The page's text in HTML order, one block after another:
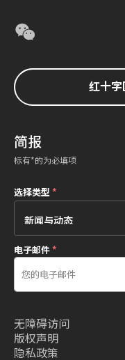
红十
简报
标有*的为必填项
选择类型 *
电子邮件*
无障碍访问
版权声明
隐私政策